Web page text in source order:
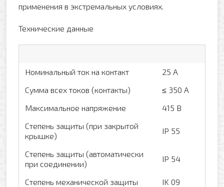
применения в экстремальных условиях.
Технические данные
Номинальный ток на контакт
25 А
Сумма всех токов (контакты)
≤ 350 А
Максимальное напряжение
415 В
Степень защиты (при закрытой
крышке)
IP 55
Степень защиты (автоматически
при соединении)
IP 54
Степень механической защиты IK 09